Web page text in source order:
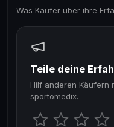
Was Käufer über ihre
Teile deine
Hilf anderen Käufern
sportomedix.